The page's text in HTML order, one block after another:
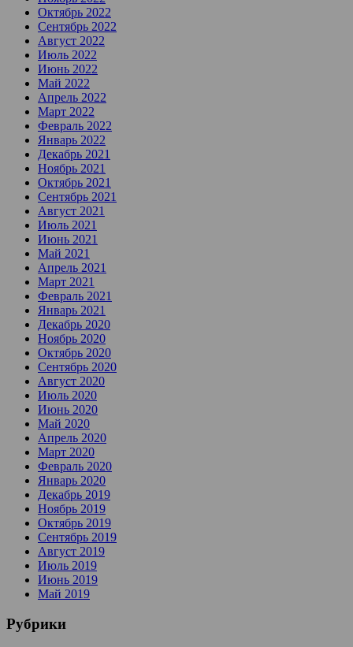
Октябрь 2022
Сентябрь 2022
Август 2022
Июль 2022
Июнь 2022
Май 2022
Апрель 2022
Март 2022
Февраль 2022
Январь 2022
Декабрь 2021
Ноябрь 2021
Октябрь 2021
Сентябрь 2021
Август 2021
Июль 2021
Июнь 2021
Май 2021
Апрель 2021
Март 2021
Февраль 2021
Январь 2021
Декабрь 2020
Ноябрь 2020
Октябрь 2020
Сентябрь 2020
Август 2020
Июль 2020
Июнь 2020
Май 2020
Апрель 2020
Март 2020
Февраль 2020
Январь 2020
Декабрь 2019
Ноябрь 2019
Октябрь 2019
Сентябрь 2019
Август 2019
Июль 2019
Июнь 2019
Май 2019
Рубрики